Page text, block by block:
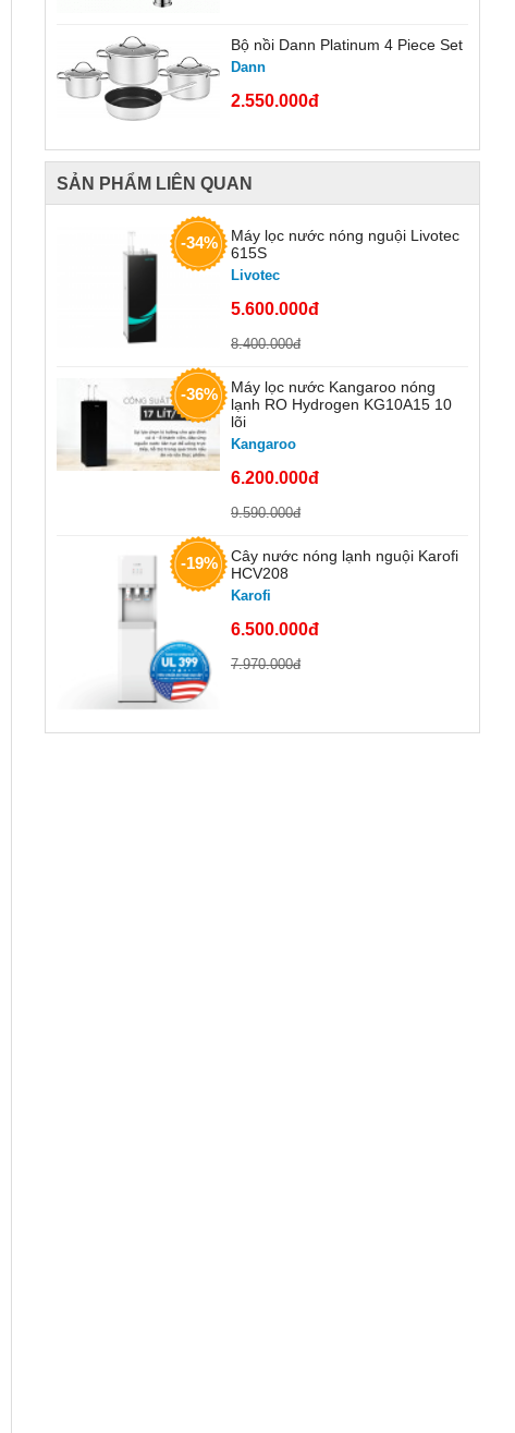
Bộ nồi Dann Platinum 4 Piece Set
Dann
2.550.000đ
SẢN PHẨM LIÊN QUAN
-34%
Máy lọc nước nóng nguội Livotec
615S
Livotec
5.600.000đ
8.400.000đ
-36%
Máy lọc nước Kangaroo nóng
lạnh RO Hydrogen KG10A15 10
lõi
Kangaroo
6.200.000đ
9.590.000đ
-19%
Cây nước nóng lạnh nguội Karofi
HCV208
Karofi
6.500.000đ
7.970.000đ